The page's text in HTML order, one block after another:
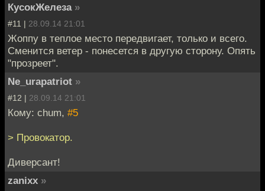
КусокЖелеза »
#11 | 28.09.14 21:01
Жоппу в теплое место передвигает, только и всего.
Сменится ветер - понесется в другую сторону. Опять
"прозреет".
Ne_urapatriot »
#12 | 28.09.14 21:01
Кому: chum, #5
> Провокатор.
Диверсант!
zanixx »